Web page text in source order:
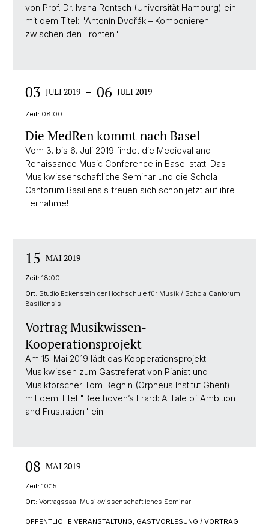
von Prof. Dr. Ivana Rentsch (Universität Hamburg) ein
mit dem Titel: "Antonín Dvořák – Komponieren
zwischen den Fronten".
03 JULI 2019 - 06 JULI 2019
Zeit: 08:00
Die MedRen kommt nach Basel
Vom 3. bis 6. Juli 2019 findet die Medieval and
Renaissance Music Conference in Basel statt. Das
Musikwissenschaftliche Seminar und die Schola
Cantorum Basiliensis freuen sich schon jetzt auf ihre
Teilnahme!
15 MAI 2019
Zeit: 18:00
Ort: Studio Eckenstein der Hochschule für Musik / Schola Cantorum
Basiliensis
Vortrag Musikwissen-
Kooperationsprojekt
Am 15. Mai 2019 lädt das Kooperationsprojekt
Musikwissen zum Gastreferat von Pianist und
Musikforscher Tom Beghin (Orpheus Institut Ghent)
mit dem Titel "Beethoven’s Erard: A Tale of Ambition
and Frustration" ein.
08 MAI 2019
Zeit: 10:15
Ort: Vortragssaal Musikwissenschaftliches Seminar
ÖFFENTLICHE VERANSTALTUNG, GASTVORLESUNG / VORTRAG